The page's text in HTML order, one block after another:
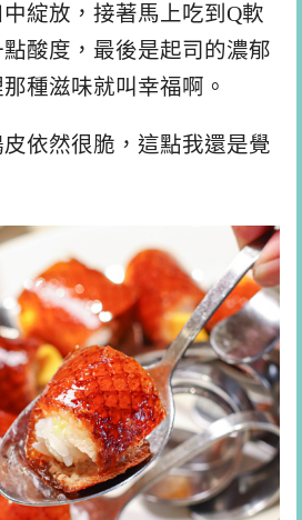
綻放，接著馬上吃到Q軟
酸度，最後是起司的濃郁
種滋味就叫幸福啊。
依然很脆，這點我還是覺